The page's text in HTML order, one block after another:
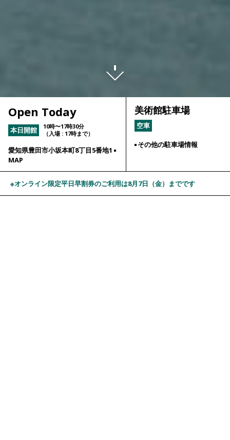
Open Today
本日開館
10時〜17時30分
（入場 : 17時まで）
愛知県豊田市小坂本町8丁目5番地1
MAP
美術館駐車場
空車
その他の駐車場情報
※オンライン限定平日早割券のご利用は8月7日（金）までです